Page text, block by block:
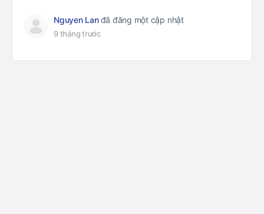
Nguyen Lanđã đăng một cập nhật
9 tháng trước